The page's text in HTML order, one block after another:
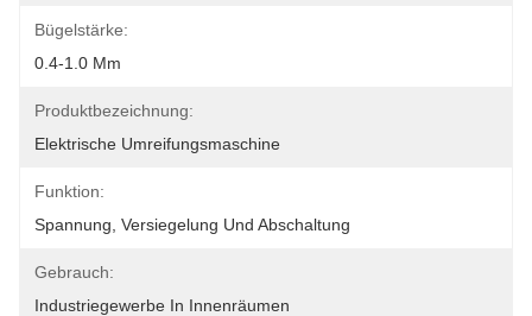
Bügelstärke:
0.4-1.0 Mm
Produktbezeichnung:
Elektrische Umreifungsmaschine
Funktion:
Spannung, Versiegelung Und Abschaltung
Gebrauch:
Industriegewerbe In Innenräumen